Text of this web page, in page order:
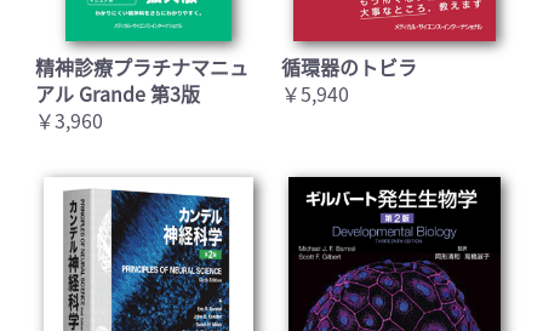
精神診療プラチナマニュ
アル Grande 第3版
￥3,960
循環器のトビラ
￥5,940